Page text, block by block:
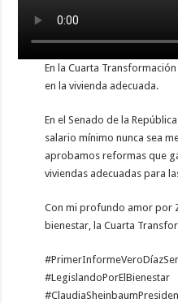
En la Cuarta
en la vivienda adecuada.
En el Senado de la
salario mínimo nunca sea
aprobamos reformas que
viviendas adecuadas para
Con mi profundo amor por
bienestar, la Cuarta
#LegislandoPorElBienestar